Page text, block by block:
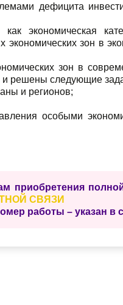
дефицита
экономическая
зон в
зон в
и решены следующие
и регионов;
особыми
приобретения
СВЯЗИ
работы – указан в